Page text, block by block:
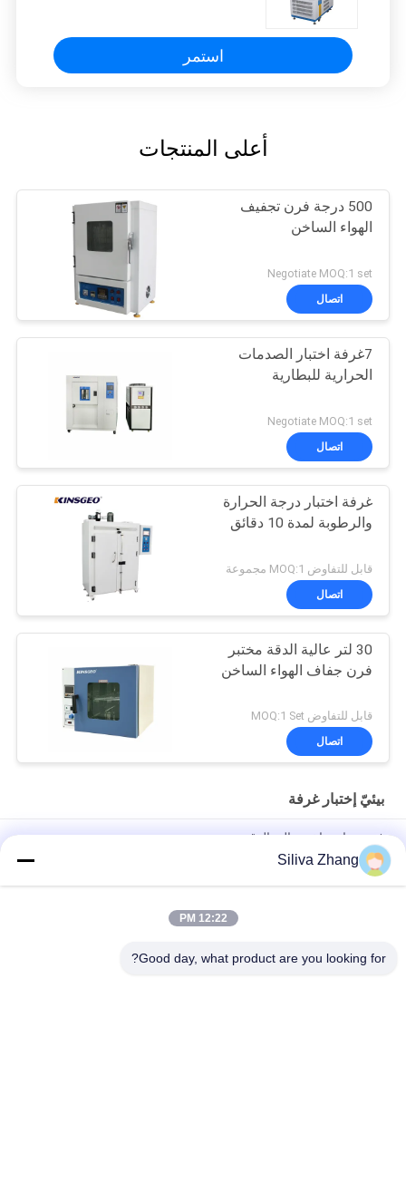
استمر
أعلى المنتجات
500 درجة فرن تجفيف
الهواء الساخن
Negotiate MOQ:1 set
اتصال
7غرفة اختبار الصدمات
الحرارية للبطارية
Negotiate MOQ:1 set
اتصال
غرفة اختبار درجة الحرارة
والرطوبة لمدة 10 دقائق
قابل للتفاوض MOQ:1 مجموعة
اتصال
30 لتر عالية الدقة مختبر
فرن جفاف الهواء الساخن
قابل للتفاوض MOQ:1 Set
اتصال
بيئيّ إختبار غرفة
فرن هواء ساخن عالي الدقة
الفولاذ المقاوم للصدأ ، ودقة ± 0.3 °C
Siliva Zhang
12:22 PM
Good day, what product are you looking for?